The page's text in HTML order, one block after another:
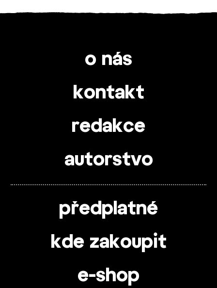
o nás
kontakt
redakce
autorstvo
předplatné
kde zakoupit
e-shop